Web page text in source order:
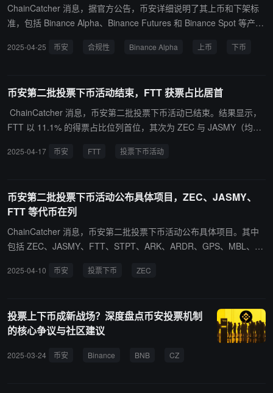
ChainCatcher 消息，据官方公告，币安详细说明了其上币和下架标
准，包括 Binance Alpha、Binance Futures 和 Binance Spot 等产品
现、团队背景、合规性和产品安全性的持续监控，不符合标准的项目
2025-04-25 币安 合规性 Binance Alpha 上币 下币
币安第二批投票下币活动结束，FTT 获票占比居首
ChainCatcher 消息，币安第二批投票下币活动已结束。结果显示，
FTT 以 11.1% 的得票占比位列首位，其次为 ZEC 与 JASMY（均为
2025-04-17 币安 FTT 投票下币活动
币安第二批投票下币活动公布具体项目，ZEC、JASMY、
FTT 等代币在列
ChainCatcher 消息，币安第二批投票下币活动公布具体项目。其中
包括 ZEC、JASMY、FTT、STPT、ARK、ARDR、GPS、MBL、PE
2025-04-10 币安 投票下币 ZEC
投票上下币成新战场？深度盘点币安投票机制
的核心争议与社区建议
2025-03-24 币安 Binance BNB CZ